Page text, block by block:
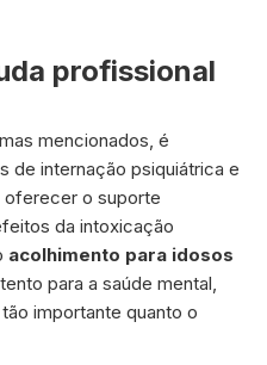
profissional
mencionados, é
de internação psiquiátrica e
oferecer o suporte
da intoxicação
acolhimento para idosos
para a saúde mental,
importante quanto o